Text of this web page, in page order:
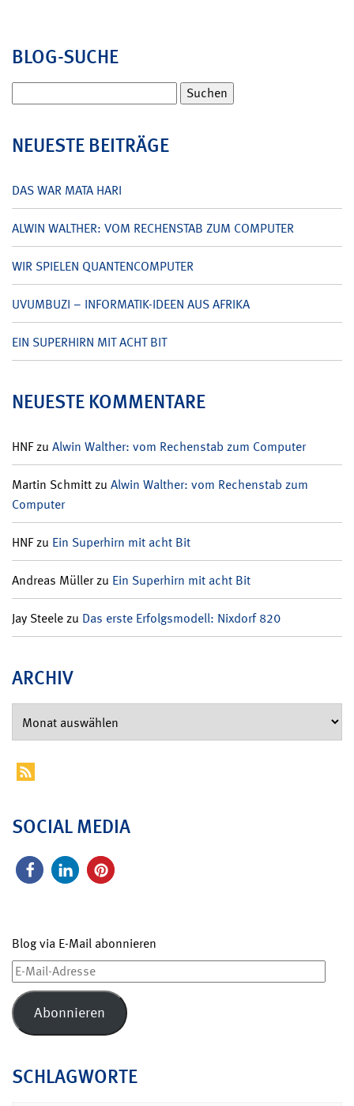
BLOG-SUCHE
nach:
NEUESTE BEITRÄGE
DAS WAR MATA HARI
ALWIN WALTHER: VOM RECHENSTAB ZUM COMPUTER
WIR SPIELEN QUANTENCOMPUTER
UVUMBUZI – INFORMATIK-IDEEN AUS AFRIKA
EIN SUPERHIRN MIT ACHT BIT
NEUESTE KOMMENTARE
HNFzu Alwin Walther: vom Rechenstab zum Computer
Martin Schmittzu Alwin Walther: vom Rechenstab zum
Computer
HNFzu Ein Superhirn mit acht Bit
Andreas Müllerzu Ein Superhirn mit acht Bit
Jay Steelezu Das erste Erfolgsmodell: Nixdorf 820
ARCHIV
SOCIAL MEDIA
Blog via E-Mail abonnieren
E-
Mail-
Adresse
Abonnieren
SCHLAGWORTE